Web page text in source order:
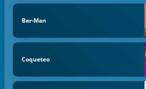
Bar-Man
Coqueteo